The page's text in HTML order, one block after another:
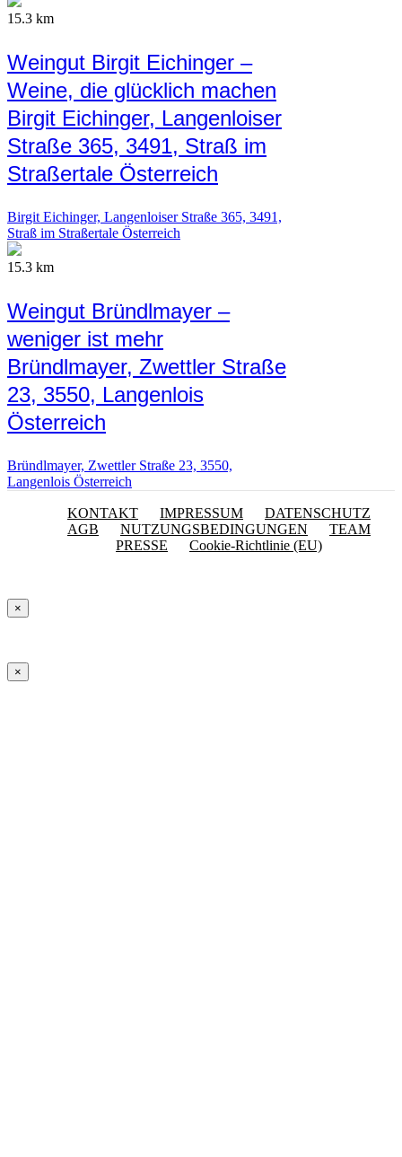
15.3 km
Weingut Birgit Eichinger –
Weine, die glücklich machen
Birgit Eichinger, Langenloiser
Straße 365, 3491, Straß im
Straßertale Österreich
Birgit Eichinger, Langenloiser Straße 365, 3491,
Straß im Straßertale Österreich
15.3 km
Weingut Bründlmayer –
weniger ist mehr
Bründlmayer, Zwettler Straße
23, 3550, Langenlois
Österreich
Bründlmayer, Zwettler Straße 23, 3550,
Langenlois Österreich
KONTAKT IMPRESSUM
DATENSCHUTZ
AGB
NUTZUNGSBEDINGUNGEN
TEAM
PRESSE
Cookie-Richtlinie (EU)
×
×